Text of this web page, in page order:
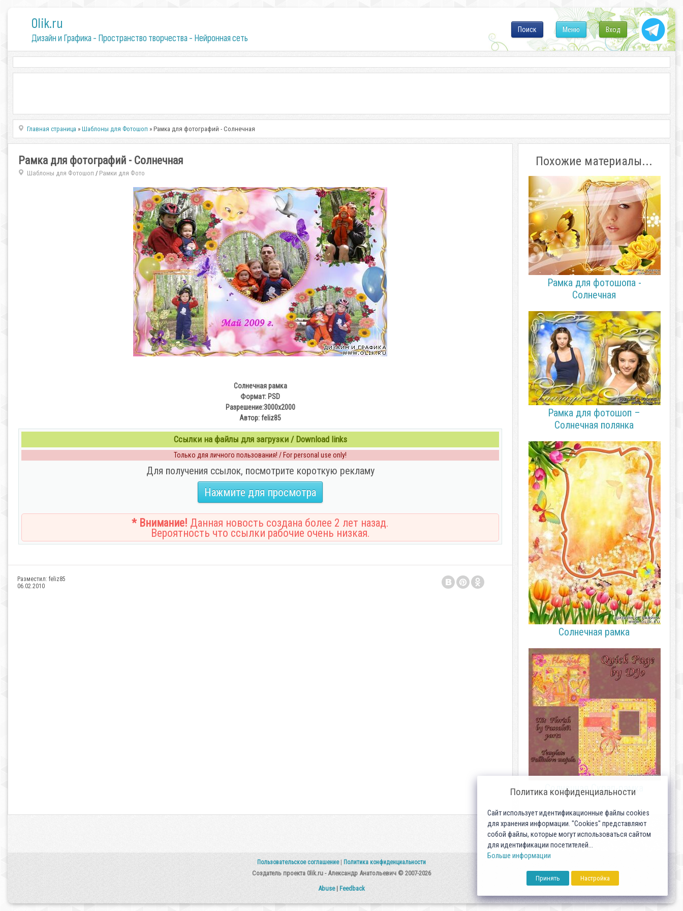
0lik.ru
Дизайн и Графика - Пространство творчества - Нейронная сеть
Вход
Меню
Поиск
Главная страница »Шаблоны для Фотошоп » Рамка для фотографий - Солнечная
Рамка для фотографий - Солнечная
Шаблоны для Фотошоп / Рамки для Фото
Солнечная рамка
Формат: PSD
Разрешение:3000х2000
Автор: feliz85
Ссылки на файлы для загрузки / Download links
Только для личного пользования! / For personal use only!
Для получения ссылок, посмотрите короткую рекламу
Нажмите для просмотра
* Внимание! Данная новость создана более 2 лет назад.
Вероятность что ссылки рабочие очень низкая.
Разместил: feliz85
06.02.2010
Похожие материалы...
Рамка для фотошопа -
Солнечная
Рамка для фотошоп –
Солнечная полянка
Солнечная рамка
Солнечная Скрап-рамка
Пользовательское соглашение Политика конфиденциальности
Создатель проекта 0lik.ru - Александр Анатольевич © 2007-2026
Abuse| Feedback
Политика конфиденциальности
Сайт использует идентификационные файлы cookies
для хранения информации. "Cookies" представляют
собой файлы, которые могут использоваться сайтом
для идентификации посетителей...
Больше информации
Принять Настройка